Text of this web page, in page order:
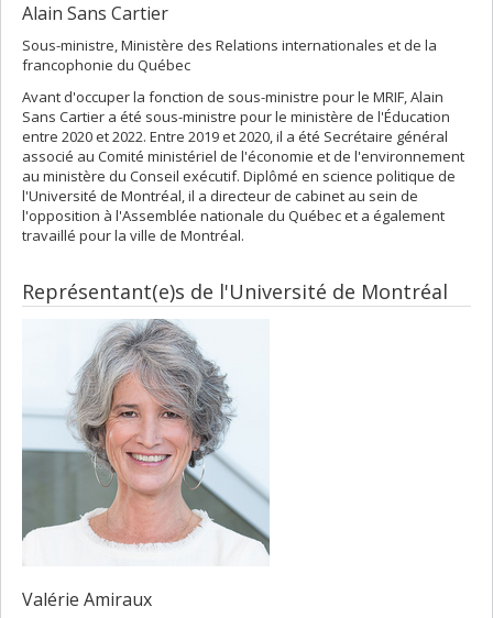
Alain Sans Cartier
Sous-ministre, Ministère des Relations internationales et de la
francophonie du Québec
Avant d'occuper la fonction de sous-ministre pour le MRIF, Alain
Sans Cartier a été sous-ministre pour le ministère de l'Éducation
entre 2020 et 2022. Entre 2019 et 2020, il a été Secrétaire général
associé au Comité ministériel de l'économie et de l'environnement
au ministère du Conseil exécutif. Diplômé en science politique de
l'Université de Montréal, il a directeur de cabinet au sein de
l'opposition à l'Assemblée nationale du Québec et a également
travaillé pour la ville de Montréal.
Représentant(e)s de l'Université de Montréal
Valérie Amiraux